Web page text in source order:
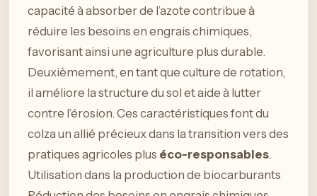
capacité à absorber de l’azote contribue à
réduire les besoins en engrais chimiques,
favorisant ainsi une agriculture plus durable.
Deuxièmement, en tant que culture de rotation,
il améliore la structure du sol et aide à lutter
contre l’érosion. Ces caractéristiques font du
colza un allié précieux dans la transition vers des
pratiques agricoles plus éco-responsables.
Utilisation dans la production de biocarburants